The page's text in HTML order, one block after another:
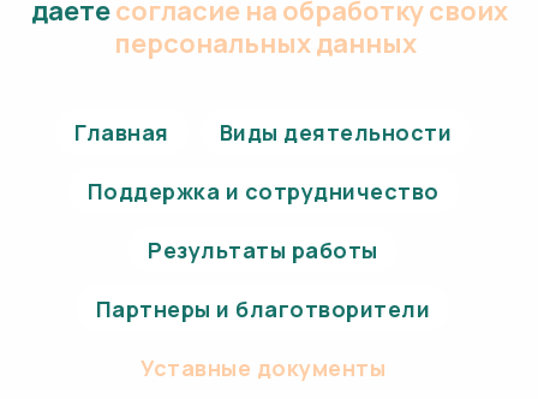
даетесогласие на обработку своих
персональных данных.
Главная Виды деятельности
Поддержка и сотрудничество
Результаты работы
Партнеры и благотворители
Уставные документы